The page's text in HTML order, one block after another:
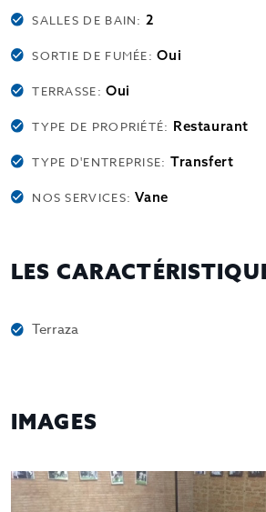
SALLES DE BAIN:2
SORTIE DE FUMÉE:Oui
TERRASSE:Oui
TYPE DE PROPRIÉTÉ: Restaurant
TYPE D'ENTREPRISE: Transfert
NOS SERVICES:Vane
LES
Terraza
IMAGES